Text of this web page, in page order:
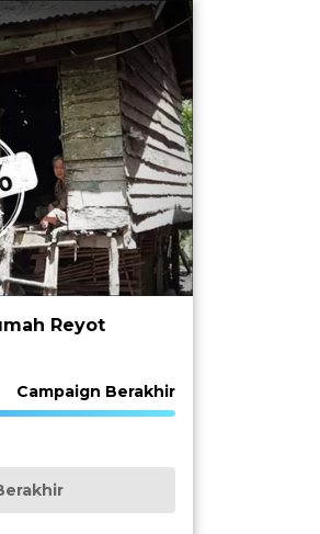
Reyot
Campaign Berakhir